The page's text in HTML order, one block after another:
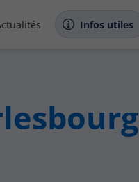
Infos utiles